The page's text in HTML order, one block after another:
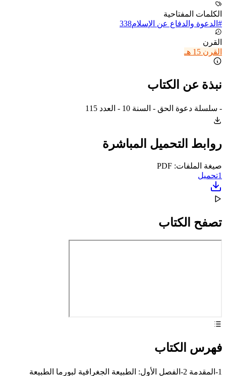
الكلمات المفتاحية
# الدعوة والدفاع عن الإسلام338
القرن
القرن 15 هـ
نبذة عن الكتاب
- سلسلة دعوة الحق - السنة 10 - العدد 115
روابط التحميل المباشرة
صيغة الملفات: PDF
1تحميل
تصفح الكتاب
فهرس الكتاب
1-المقدمة 2-الفصل الأول: الطبيعة الجغرافية لبورما الطبيعة